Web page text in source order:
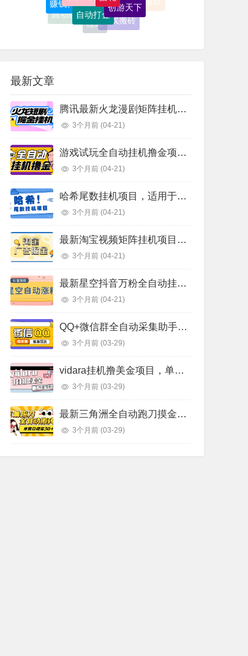
小游戏
挂机掘金
创业小项目 个人创业
财务自由
福袋
最新文章
腾讯最新火龙漫剧矩阵挂机项目，全自动刷视频看广告单号5+金额无限放大【挂机脚本+使用教程】
3个月前 (04-21)
游戏试玩全自动挂机撸金项目，可无限矩阵单窗口收益30-50+【挂机脚本+详细教程】
3个月前 (04-21)
哈希尾数挂机项目，适用于小资金挂机倍投挂机可批量【挂机脚本+使用教程】
3个月前 (04-21)
最新淘宝视频矩阵挂机项目，全自动刷视频看广告单号5+金额无限放大【挂机脚本+使用教程】
3个月前 (04-21)
最新星空抖音万粉全自动挂机养号涨粉工具，零封控解放双手自动引流【涨粉工具＋使用教程】
3个月前 (04-21)
QQ+微信群全自动采集助手，精准引流必备神器【永久脚本+使用教程】
3个月前 (03-29)
vidara挂机撸美金项目，单日收益30美金+工作室可批量搞【挂机脚本+使用教程】
3个月前 (03-29)
最新三角洲全自动跑刀摸金挂机项目，单窗口30+稳定跑刀不封单日轻松1千万【挂机脚本+使用教程】
3个月前 (03-29)